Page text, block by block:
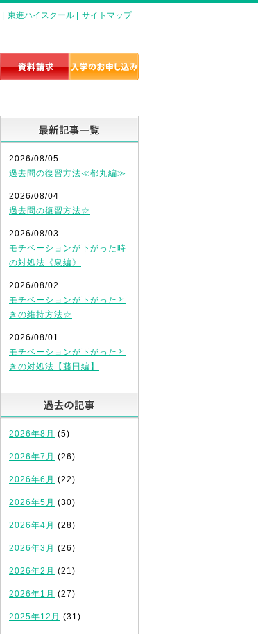
東進ハイスクール サイトマップ
2026/08/05
過去問の復習方法≪都丸編≫
2026/08/04
過去問の復習方法☆
2026/08/03
モチベーションが下がった時
の対処法《泉編》
2026/08/02
モチベーションが下がったと
きの維持方法☆
2026/08/01
モチベーションが下がったと
きの対処法【藤田編】
2026年8月 (5)
2026年7月 (26)
2026年6月 (22)
2026年5月 (30)
2026年4月 (28)
2026年3月 (26)
2026年2月 (21)
2026年1月 (27)
2025年12月 (31)